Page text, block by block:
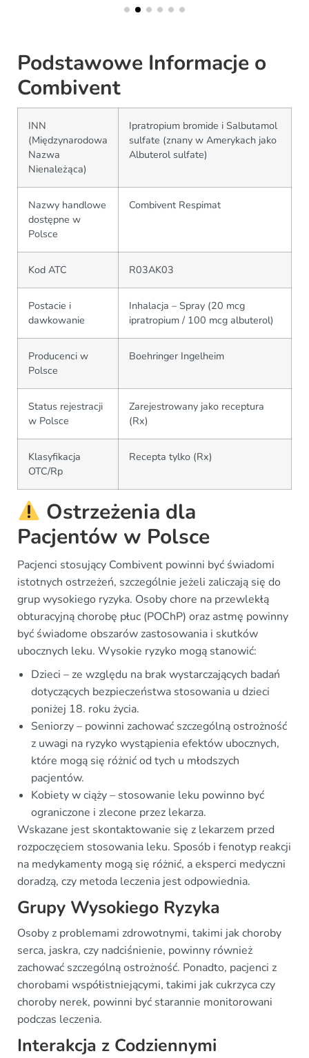
Podstawowe Informacje o
Combivent
INN
(Międzynarodowa
Nazwa
Nienależąca)
Ipratropium bromide i Salbutamol
sulfate (znany w Amerykach jako
Albuterol sulfate)
Nazwy handlowe
dostępne w
Polsce
Combivent Respimat
Kod ATC R03AK03
Postacie i
dawkowanie
Inhalacja – Spray (20 mcg
ipratropium / 100 mcg albuterol)
Producenci w
Polsce
Boehringer Ingelheim
Status rejestracji
w Polsce
Zarejestrowany jako receptura
(Rx)
Klasyfikacja
OTC/Rp
Recepta tylko (Rx)
Ostrzeżenia dla
Pacjentów w Polsce
Pacjenci stosujący Combivent powinni być świadomi
istotnych ostrzeżeń, szczególnie jeżeli zaliczają się do
grup wysokiego ryzyka. Osoby chore na przewlekłą
obturacyjną chorobę płuc (POChP) oraz astmę powinny
być świadome obszarów zastosowania i skutków
ubocznych leku. Wysokie ryzyko mogą stanowić:
Dzieci – ze względu na brak wystarczających badań
dotyczących bezpieczeństwa stosowania u dzieci
poniżej 18. roku życia.
Seniorzy – powinni zachować szczególną ostrożność
z uwagi na ryzyko wystąpienia efektów ubocznych,
które mogą się różnić od tych u młodszych
pacjentów.
Kobiety w ciąży – stosowanie leku powinno być
ograniczone i zlecone przez lekarza.
Wskazane jest skontaktowanie się z lekarzem przed
rozpoczęciem stosowania leku. Sposób i fenotyp reakcji
na medykamenty mogą się różnić, a eksperci medyczni
doradzą, czy metoda leczenia jest odpowiednia.
Grupy Wysokiego Ryzyka
Osoby z problemami zdrowotnymi, takimi jak choroby
serca, jaskra, czy nadciśnienie, powinny również
zachować szczególną ostrożność. Ponadto, pacjenci z
chorobami współistniejącymi, takimi jak cukrzyca czy
choroby nerek, powinni być starannie monitorowani
podczas leczenia.
Interakcja z Codziennymi